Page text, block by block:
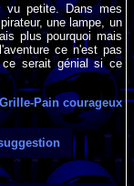
vu petite. Dans mes
une lampe, un
plus pourquoi mais
ce n'est pas
ce serait génial si ce
Pain courageux